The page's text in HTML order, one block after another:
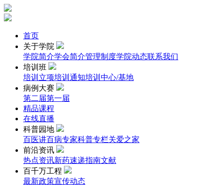
首页
关于学院
学院简介学会简介管理制度学院动态联系我们
培训班
培训立项培训通知培训中心/基地
病例大赛
第二届第一届
精品课程
在线直播
科普园地
百医讲百病专家科普专栏关爱之家
前沿资讯
热点资讯新药速递指南文献
百千万工程
最新政策宣传动态